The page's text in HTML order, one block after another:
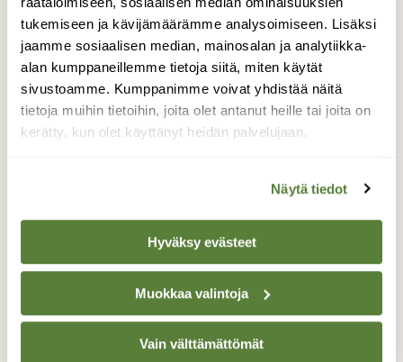
tukemiseen ja kävijämäärämme analysoimiseen. Lisäksi
jaamme sosiaalisen median, mainosalan ja analytiikka-
alan kumppaneillemme tietoja siitä, miten käytät
sivustoamme. Kumppanimme voivat yhdistää näitä
tietoja muihin tietoihin, joita olet antanut heille tai joita on
kerätty, kun olet käyttänyt heidän palvelujaan.
Näytä tiedot
Hyväksy evästeet
Muokkaa valintoja
Vain välttämättömät
Kärpässieniä
Punakärpässienet koristavat metsää.
Valokuvaaja: Liisa Niiva-Korpela, Lappeenranta
TAKAISIN LISTAAN